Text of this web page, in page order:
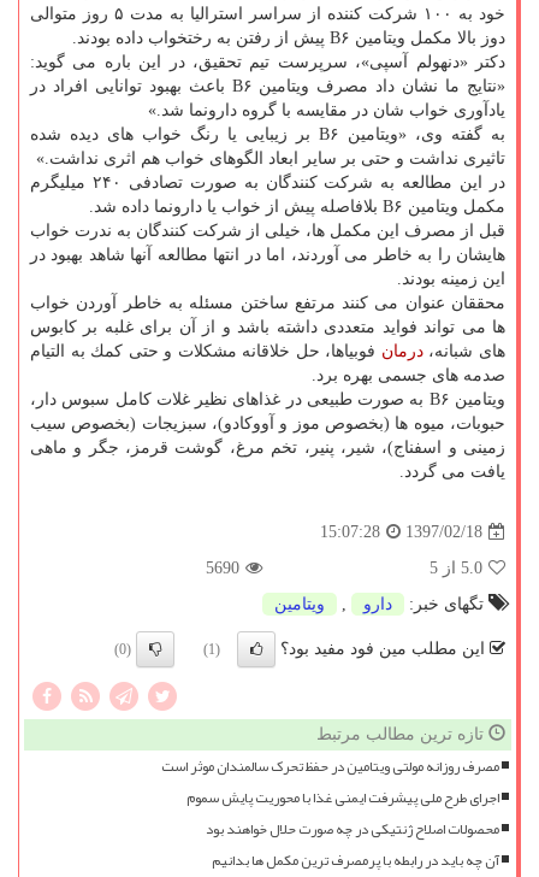
خود به ۱۰۰ شركت كننده از سراسر استرالیا به مدت ۵ روز متوالی
دوز بالا مكمل ویتامین B۶ پیش از رفتن به رختخواب داده بودند.
دكتر «دنهولم آسپی»، سرپرست تیم تحقیق، در این باره می گوید:
«نتایج ما نشان داد مصرف ویتامین B۶ باعث بهبود توانایی افراد در
یادآوری خواب شان در مقایسه با گروه دارونما شد.»
به گفته وی، «ویتامین B۶ بر زیبایی یا رنگ خواب های دیده شده
تاثیری نداشت و حتی بر سایر ابعاد الگوهای خواب هم اثری نداشت.»
در این مطالعه به شركت كنندگان به صورت تصادفی ۲۴۰ میلیگرم
مكمل ویتامین B۶ بلافاصله پیش از خواب یا دارونما داده شد.
قبل از مصرف این مكمل ها، خیلی از شركت كنندگان به ندرت خواب
هایشان را به خاطر می آوردند، اما در انتها مطالعه آنها شاهد بهبود در
این زمینه بودند.
محققان عنوان می كنند مرتفع ساختن مسئله به خاطر آوردن خواب
ها می تواند فواید متعددی داشته باشد و از آن برای غلبه بر كابوس
های شبانه،درمان فوبیاها، حل خلاقانه مشكلات و حتی كمك به التیام
صدمه های جسمی بهره برد.
ویتامین B۶ به صورت طبیعی در غذاهای نظیر غلات كامل سبوس دار،
حبوبات، میوه ها (بخصوص موز و آووكادو)، سبزیجات (بخصوص سیب
زمینی و اسفناج)، شیر، پنیر، تخم مرغ، گوشت قرمز، جگر و ماهی
یافت می گردد.
1397/02/18
15:07:28
5.0 از 5
5690
تگهای خبر:
دارو , ویتامین
این مطلب مین فود مفید بود؟ (1)
(0)
تازه ترین مطالب مرتبط
مصرف روزانه مولتی ویتامین در حفظ تحرک سالمندان موثر است
اجرای طرح ملی پیشرفت ایمنی غذا با محوریت پایش سموم
محصولات اصلاح ژنتیکی در چه صورت حلال خواهند بود
آن چه باید در رابطه با پرمصرف ترین مکمل ها بدانیم